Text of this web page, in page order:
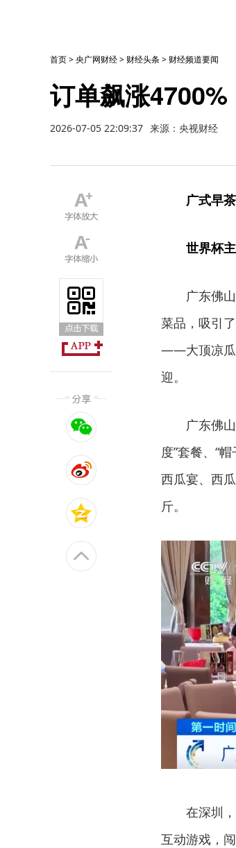
首页>央广网财经> 财经头条 > 财经频道要闻
订单飙涨
2026-07-05 22:09:37 来源：央视财经
广式早
世界杯
广东佛
菜品，吸引
——大顶凉瓜
迎。
广东佛
度”套餐、“
西瓜宴、西
斤。
在深圳
互动游戏，